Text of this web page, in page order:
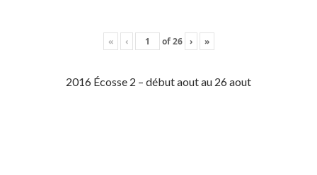
« ‹ of26 › »
2016 Écosse 2 – début aout au 26 aout